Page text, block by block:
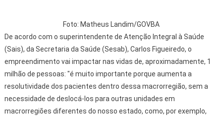
Foto: Matheus Landim/GOVBA
De acordo com o superintendente de Atenção Integral à Saúde
(Sais), da Secretaria da Saúde (Sesab), Carlos Figueiredo, o
empreendimento vai impactar nas vidas de, aproximadamente, 1
milhão de pessoas: "é muito importante porque aumenta a
resolutividade dos pacientes dentro dessa macrorregião, sem a
necessidade de deslocá-los para outras unidades em
macrorregiões diferentes do nosso estado, como, por exemplo,